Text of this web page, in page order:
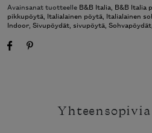
Avainsanat tuotteelle B&B Italia, B&B Italia
pikkupöytä, Italialainen pöytä, Italialainen
Indoor, Sivupöydät, sivupöytä, Sohvapöydät